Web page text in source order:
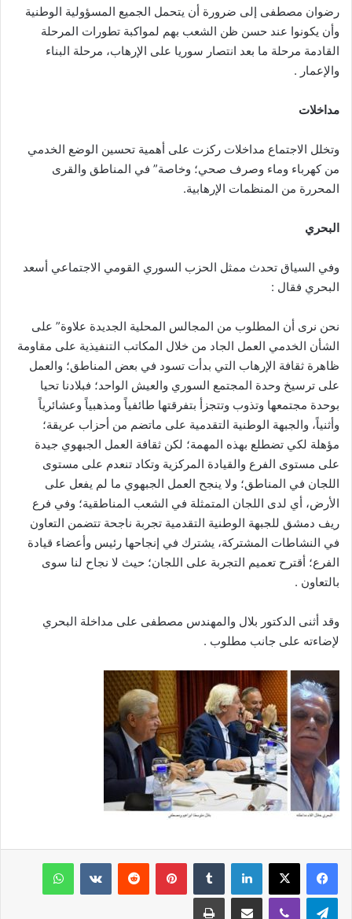
رضوان مصطفى إلى ضرورة أن يتحمل الجميع المسؤولية الوطنية
وأن يكونوا عند حسن ظن الشعب بهم لمواكبة تطورات المرحلة
القادمة مرحلة ما بعد انتصار سوريا على الإرهاب، مرحلة البناء
والإعمار .
مداخلات
وتخلل الاجتماع مداخلات ركزت على أهمية تحسين الوضع الخدمي
من كهرباء وماء وصرف صحي؛ وخاصة” في المناطق والقرى
المحررة من المنظمات الإرهابية.
البحري
وفي السياق تحدث ممثل الحزب السوري القومي الاجتماعي أسعد
البحري فقال :
نحن نرى أن المطلوب من المجالس المحلية الجديدة علاوة” على
الشأن الخدمي العمل الجاد من خلال المكاتب التنفيذية على مقاومة
ظاهرة ثقافة الإرهاب التي بدأت تسود في بعض المناطق؛ والعمل
على ترسيخ وحدة المجتمع السوري والعيش الواحد؛ فبلادنا تحيا
بوحدة مجتمعها وتذوب وتتجزأ بتفرقتها طائفياً ومذهبياً وعشائرياً
وأثنياً، والجبهة الوطنية التقدمية على ماتضم من أحزاب عريقة؛
مؤهلة لكي تضطلع بهذه المهمة؛ لكن ثقافة العمل الجبهوي جيدة
على مستوى الفرع والقيادة المركزية وتكاد تنعدم على مستوى
اللجان في المناطق؛ ولا ينجح العمل الجبهوي ما لم يفعل على
الأرض، أي لدى اللجان المتمثلة في الشعب المناطقية؛ وفي فرع
ريف دمشق للجبهة الوطنية التقدمية تجربة ناجحة تتضمن التعاون
في النشاطات المشتركة، يشترك في إنجاحها رئيس وأعضاء قيادة
الفرع؛ أقترح تعميم التجربة على اللجان؛ حيث لا نجاح لنا سوى
بالتعاون .
وقد أثنى الدكتور بلال والمهندس مصطفى على مداخلة البحري
لإضاءته على جانب مطلوب .
فيسبوك لينكدإن بينتيريست